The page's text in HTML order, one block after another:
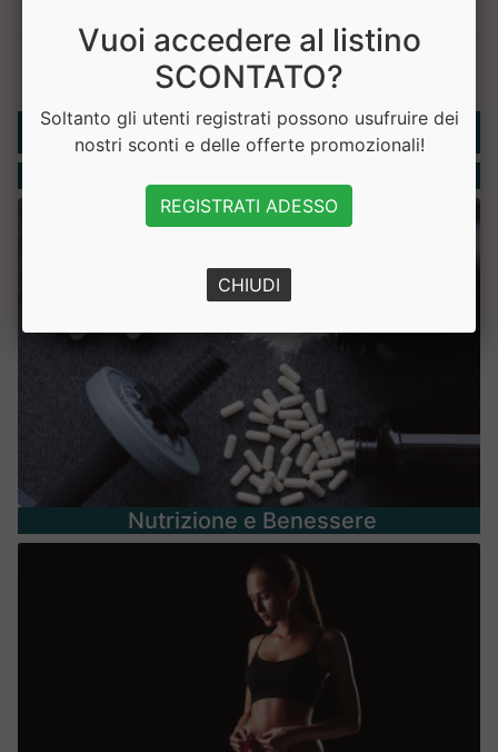
Rubriche
Nutrizione e Benessere
Vuoi accedere al listino
SCONTATO?
Soltanto gli utenti registrati possono usufruire dei
nostri sconti e delle offerte promozionali!
REGISTRATI ADESSO
CHIUDI